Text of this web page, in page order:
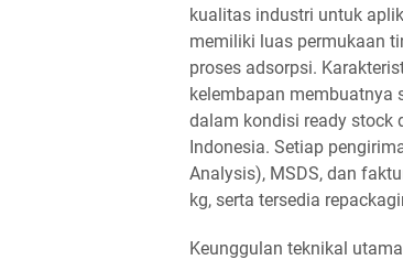
kualitas industri untuk
memiliki luas permukaan
proses adsorpsi.
kelembapan membuatnya
dalam kondisi ready stock
Indonesia. Setiap
Analysis), MSDS, dan
kg, serta tersedia
Keunggulan teknikal